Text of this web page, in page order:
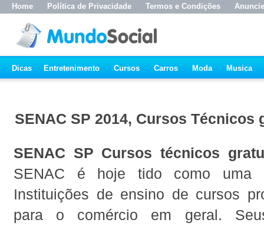
Home Política de Privacidade Termos e Condições Anuncie
Dicas Entretenimento Cursos Carros Moda Musica
SENAC SP 2014, Cursos Técnicos
SENAC SP Cursos técnicos
SENAC é hoje tido como uma
Instituições de ensino de cursos
para o comércio em geral.